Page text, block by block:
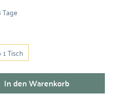
Tisch
In den Warenkorb